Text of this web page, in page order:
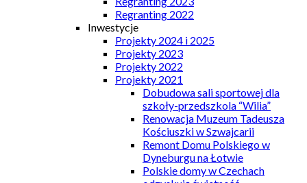
Regranting 2022
Inwestycje
Projekty 2024 i 2025
Projekty 2023
Projekty 2022
Projekty 2021
Dobudowa sali sportowej dla
szkoły-przedszkola “Wilia”
Renowacja Muzeum Tadeusza
Kościuszki w Szwajcarii
Remont Domu Polskiego w
Dyneburgu na Łotwie
Polskie domy w Czechach